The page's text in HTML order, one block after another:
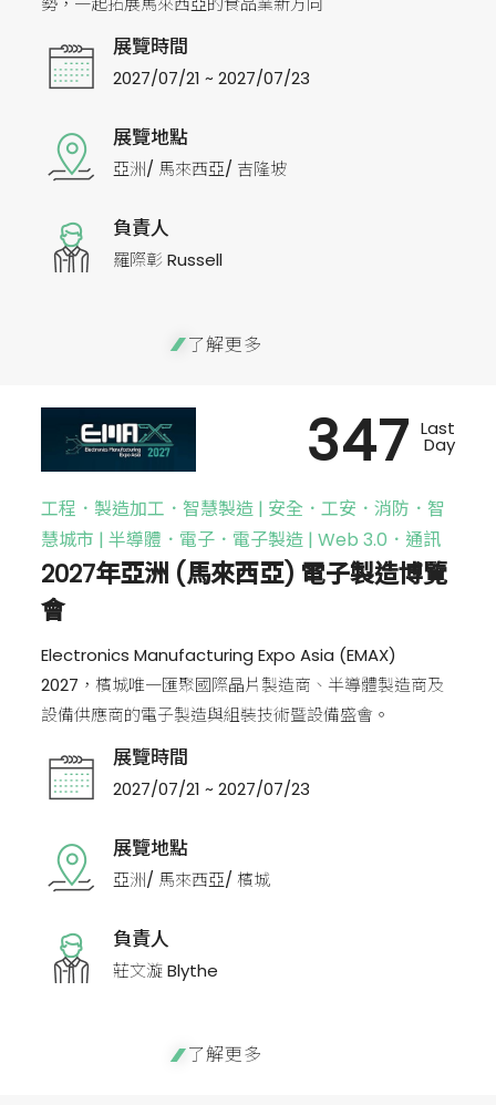
展覽時間
2027/07/21 ~ 2027/07/23
展覽地點
亞洲/ 馬來西亞/ 吉隆坡
負責人
羅際彰 Russell
了解更多
工程．製造加工．智慧製造 | 安全．工安．消防．智
慧城市 | 半導體．電子．電子製造 | Web 3.0．通訊
2027年亞洲 (馬來西亞) 電子製造博覽
會
Electronics Manufacturing Expo Asia (EMAX)
2027，檳城唯一匯聚國際晶片製造商、半導體製造商及
設備供應商的電子製造與組裝技術暨設備盛會。
展覽時間
2027/07/21 ~ 2027/07/23
展覽地點
亞洲/ 馬來西亞/ 檳城
負責人
莊文漩 Blythe
347 Last
Day
了解更多